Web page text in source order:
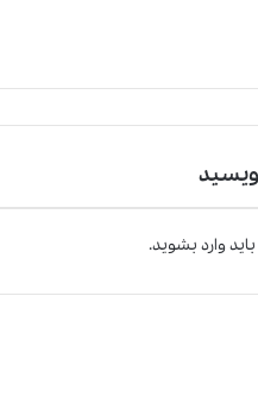
وارد بشوید.